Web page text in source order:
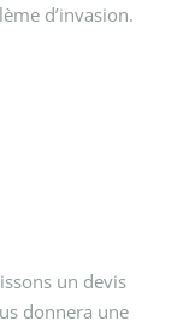
d’invasion.
un devis
donnera une